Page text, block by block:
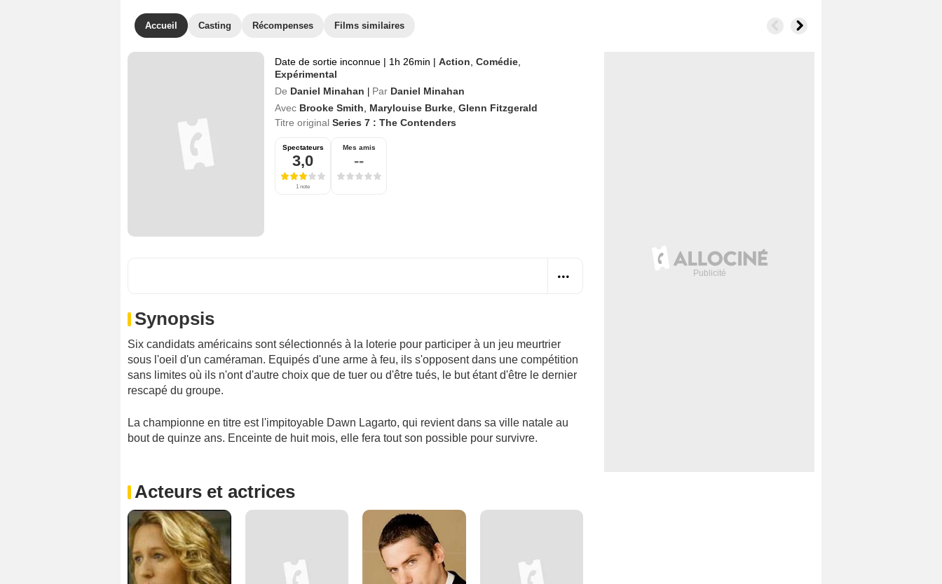
Accueil Casting Récompenses Films similaires
Date de sortie inconnue | 1h 26min | Action Comédie
Expérimental
De Daniel Minahan Par Daniel Minahan
Avec Brooke Smith Marylouise Burke Glenn Fitzgerald
Titre original Series 7 : The Contenders
Spectateurs
3,0
1 note
Mes amis
--
Synopsis
Six candidats américains sont sélectionnés à la loterie pour participer à un jeu meurtrier
sous l'oeil d'un caméraman. Equipés d'une arme à feu, ils s'opposent dans une compétition
sans limites où ils n'ont d'autre choix que de tuer ou d'être tués, le but étant d'être le dernier
rescapé du groupe.
La championne en titre est l'impitoyable Dawn Lagarto, qui revient dans sa ville natale au
bout de quinze ans. Enceinte de huit mois, elle fera tout son possible pour survivre.
Acteurs et actrices